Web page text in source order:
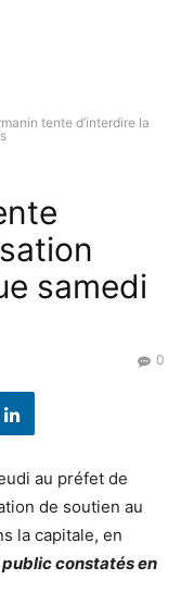
tente d’interdire la
samedi
0
au préfet de
de soutien au
la capitale, en
public constatés en